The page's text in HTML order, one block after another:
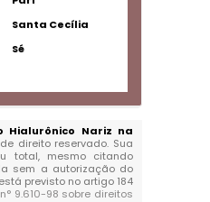
Santa Cecília
Sé
Hialurônico Nariz na
direito reservado. Sua
total, mesmo citando
sem a autorização do
previsto no artigo 184
9.610-98 sobre direitos